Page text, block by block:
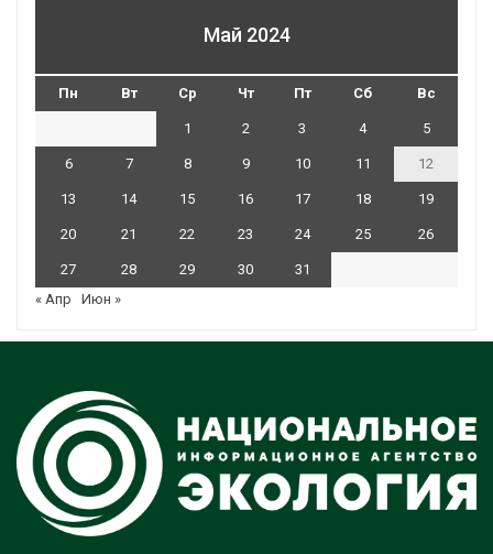
Май 2024
Пн Вт Ср Чт Пт Сб Вс
1 2 3 4 5
6 7 8 9 10 11 12
13 14 15 16 17 18 19
20 21 22 23 24 25 26
27 28 29 30
31
« Апр
Июн »